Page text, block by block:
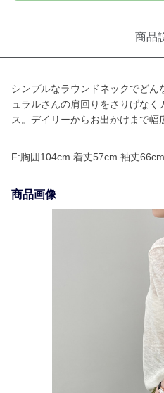
商品
シンプルなラウンドネックでど
ュラルさんの肩回りをさりげな
ス。デイリーからお出かけまで
F:胸囲104cm 着丈57cm 袖丈
商品画像